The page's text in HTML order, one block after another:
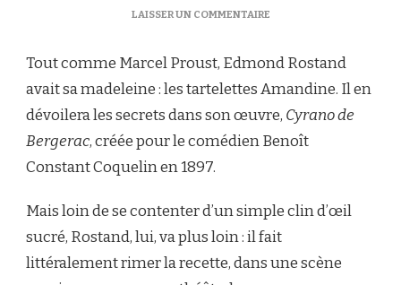
LAISSER UN COMMENTAIRESUR
AMANDINE
CYRANO
:
UNE
RECETTE
Tout comme Marcel Proust, Edmond Rostand
avait sa madeleine : les tartelettes Amandine. Il en
dévoilera les secrets dans son œuvre, Cyrano de
Bergerac, créée pour le comédien Benoît
Constant Coquelin en 1897.
Mais loin de se contenter d’un simple clin d’œil
sucré, Rostand, lui, va plus loin : il fait
littéralement rimer la recette, dans une scène